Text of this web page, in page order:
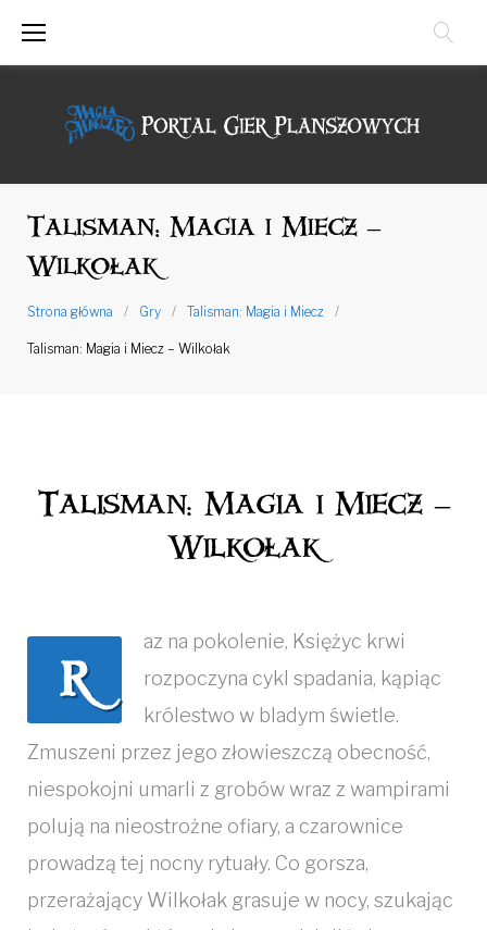
Talisman: Magia i Miecz –
Wilkołak
Strona główna / Gry / Talisman: Magia i Miecz /
Talisman: Magia i Miecz – Wilkołak
Wilkołak
Talisman: Magia i Miecz –
Wilkołak
R
az na pokolenie, Księżyc krwi
rozpoczyna cykl spadania, kąpiąc
królestwo w bladym świetle.
Zmuszeni przez jego złowieszczą obecność,
niespokojni umarli z grobów wraz z wampirami
polują na nieostrożne ofiary, a czarownice
prowadzą tej nocny rytuały. Co gorsza,
przerażający Wilkołak grasuje w nocy, szukając